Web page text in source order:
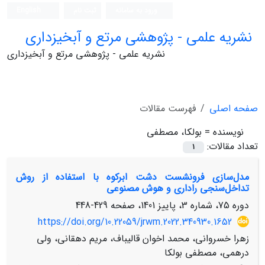
نشریه علمی - پژوهشی مرتع و آبخیزداری
نشریه علمی - پژوهشی مرتع و آبخیزداری
صفحه اصلی
فهرست مقالات
نویسنده = بولکا، مصطفی
تعداد مقالات:
1
مدل‌سازی فرونشست دشت ابرکوه با استفاده از روش
تداخل‌سنجی راداری و هوش مصنوعی
دوره 75، شماره 3، پاییز 1401، صفحه
429-448
https://doi.org/10.22059/jrwm.2022.340930.1652
زهرا خسروانی، محمد اخوان قالیباف، مریم دهقانی، ولی
درهمی، مصطفی بولکا